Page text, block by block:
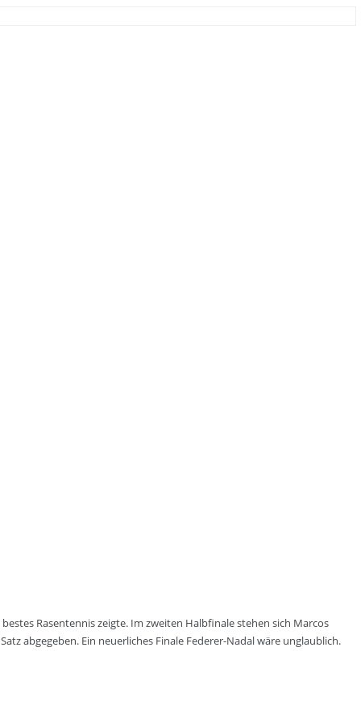
Rasentennis zeigte. Im zweiten Halbfinale stehen sich Marcos
abgegeben. Ein neuerliches Finale Federer-Nadal wäre unglaublich.